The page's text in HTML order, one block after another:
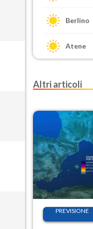
Berlino
Atene
Altri articoli
PREVISIONE